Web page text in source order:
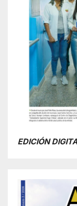
EDICIÓN